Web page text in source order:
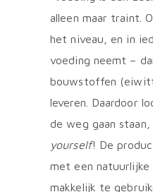
alleen maar traint.
het niveau, en in
voeding neemt –
bouwstoffen
leveren. Daardoor
de weg gaan
yourself! De
met een
makkelijk te